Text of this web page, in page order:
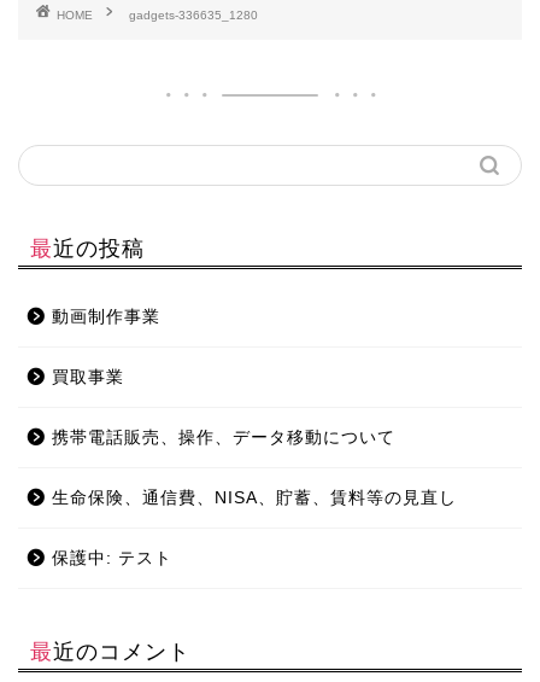
HOME gadgets-336635_1280
最近の投稿
動画制作事業
買取事業
携帯電話販売、操作、データ移動について
生命保険、通信費、NISA、貯蓄、賃料等の見直し
保護中: テスト
最近のコメント